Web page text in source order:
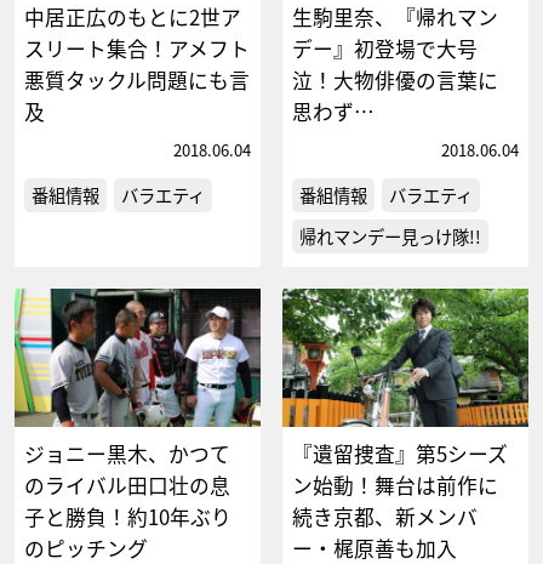
中居正広のもとに2世ア
スリート集合！アメフト
悪質タックル問題にも言
及
2018.06.04
番組情報 バラエティ
生駒里奈、『帰れマン
デー』初登場で大号
泣！大物俳優の言葉に
思わず…
2018.06.04
番組情報
バラエティ
帰れマンデー見っけ隊!!
ジョニー黒木、かつて
のライバル田口壮の息
子と勝負！約10年ぶり
のピッチング
『遺留捜査』第5シーズ
ン始動！舞台は前作に
続き京都、新メンバ
ー・梶原善も加入